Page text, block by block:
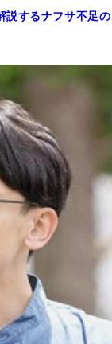
するナフサ不足の